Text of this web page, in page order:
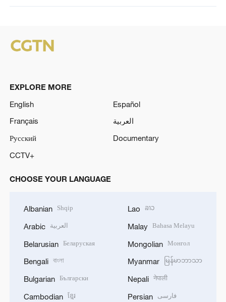
EXPLORE MORE
English
Español
Français
العربية
Русский
Documentary
CCTV+
CHOOSE YOUR LANGUAGE
Albanian Shqip
Arabic العربية
Belarusian Беларуская
Bengali বাংলা
Bulgarian Български
Cambodian ខ្មែរ
Lao ລາວ
Malay Bahasa Melayu
Mongolian Монгол
Myanmar မြန်မာဘာသာ
Nepali नेपाली
Persian فارسی